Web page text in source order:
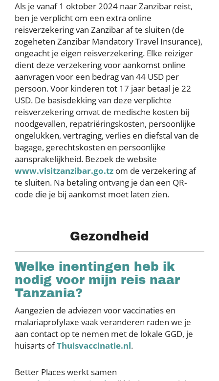
Als je vanaf 1 oktober 2024 naar Zanzibar reist,
ben je verplicht om een extra online
reisverzekering van Zanzibar af te sluiten (de
zogeheten Zanzibar Mandatory Travel Insurance),
ongeacht je eigen reisverzekering. Elke reiziger
dient deze verzekering voor aankomst online
aanvragen voor een bedrag van 44 USD per
persoon. Voor kinderen tot 17 jaar betaal je 22
USD. De basisdekking van deze verplichte
reisverzekering omvat de medische kosten bij
noodgevallen, repatriëringskosten, persoonlijke
ongelukken, vertraging, verlies en diefstal van de
bagage, gerechtskosten en persoonlijke
aansprakelijkheid. Bezoek de website
www.visitzanzibar.go.tz om de verzekering af
te sluiten. Na betaling ontvang je dan een QR-
code die je bij aankomst moet laten zien.
Gezondheid
Welke inentingen heb ik
nodig voor mijn reis naar
Tanzania?
Aangezien de adviezen voor vaccinaties en
malariaprofylaxe vaak veranderen raden we je
aan contact op te nemen met de lokale GGD, je
huisarts ofThuisvaccinatie.nl.
Better Places werkt samen